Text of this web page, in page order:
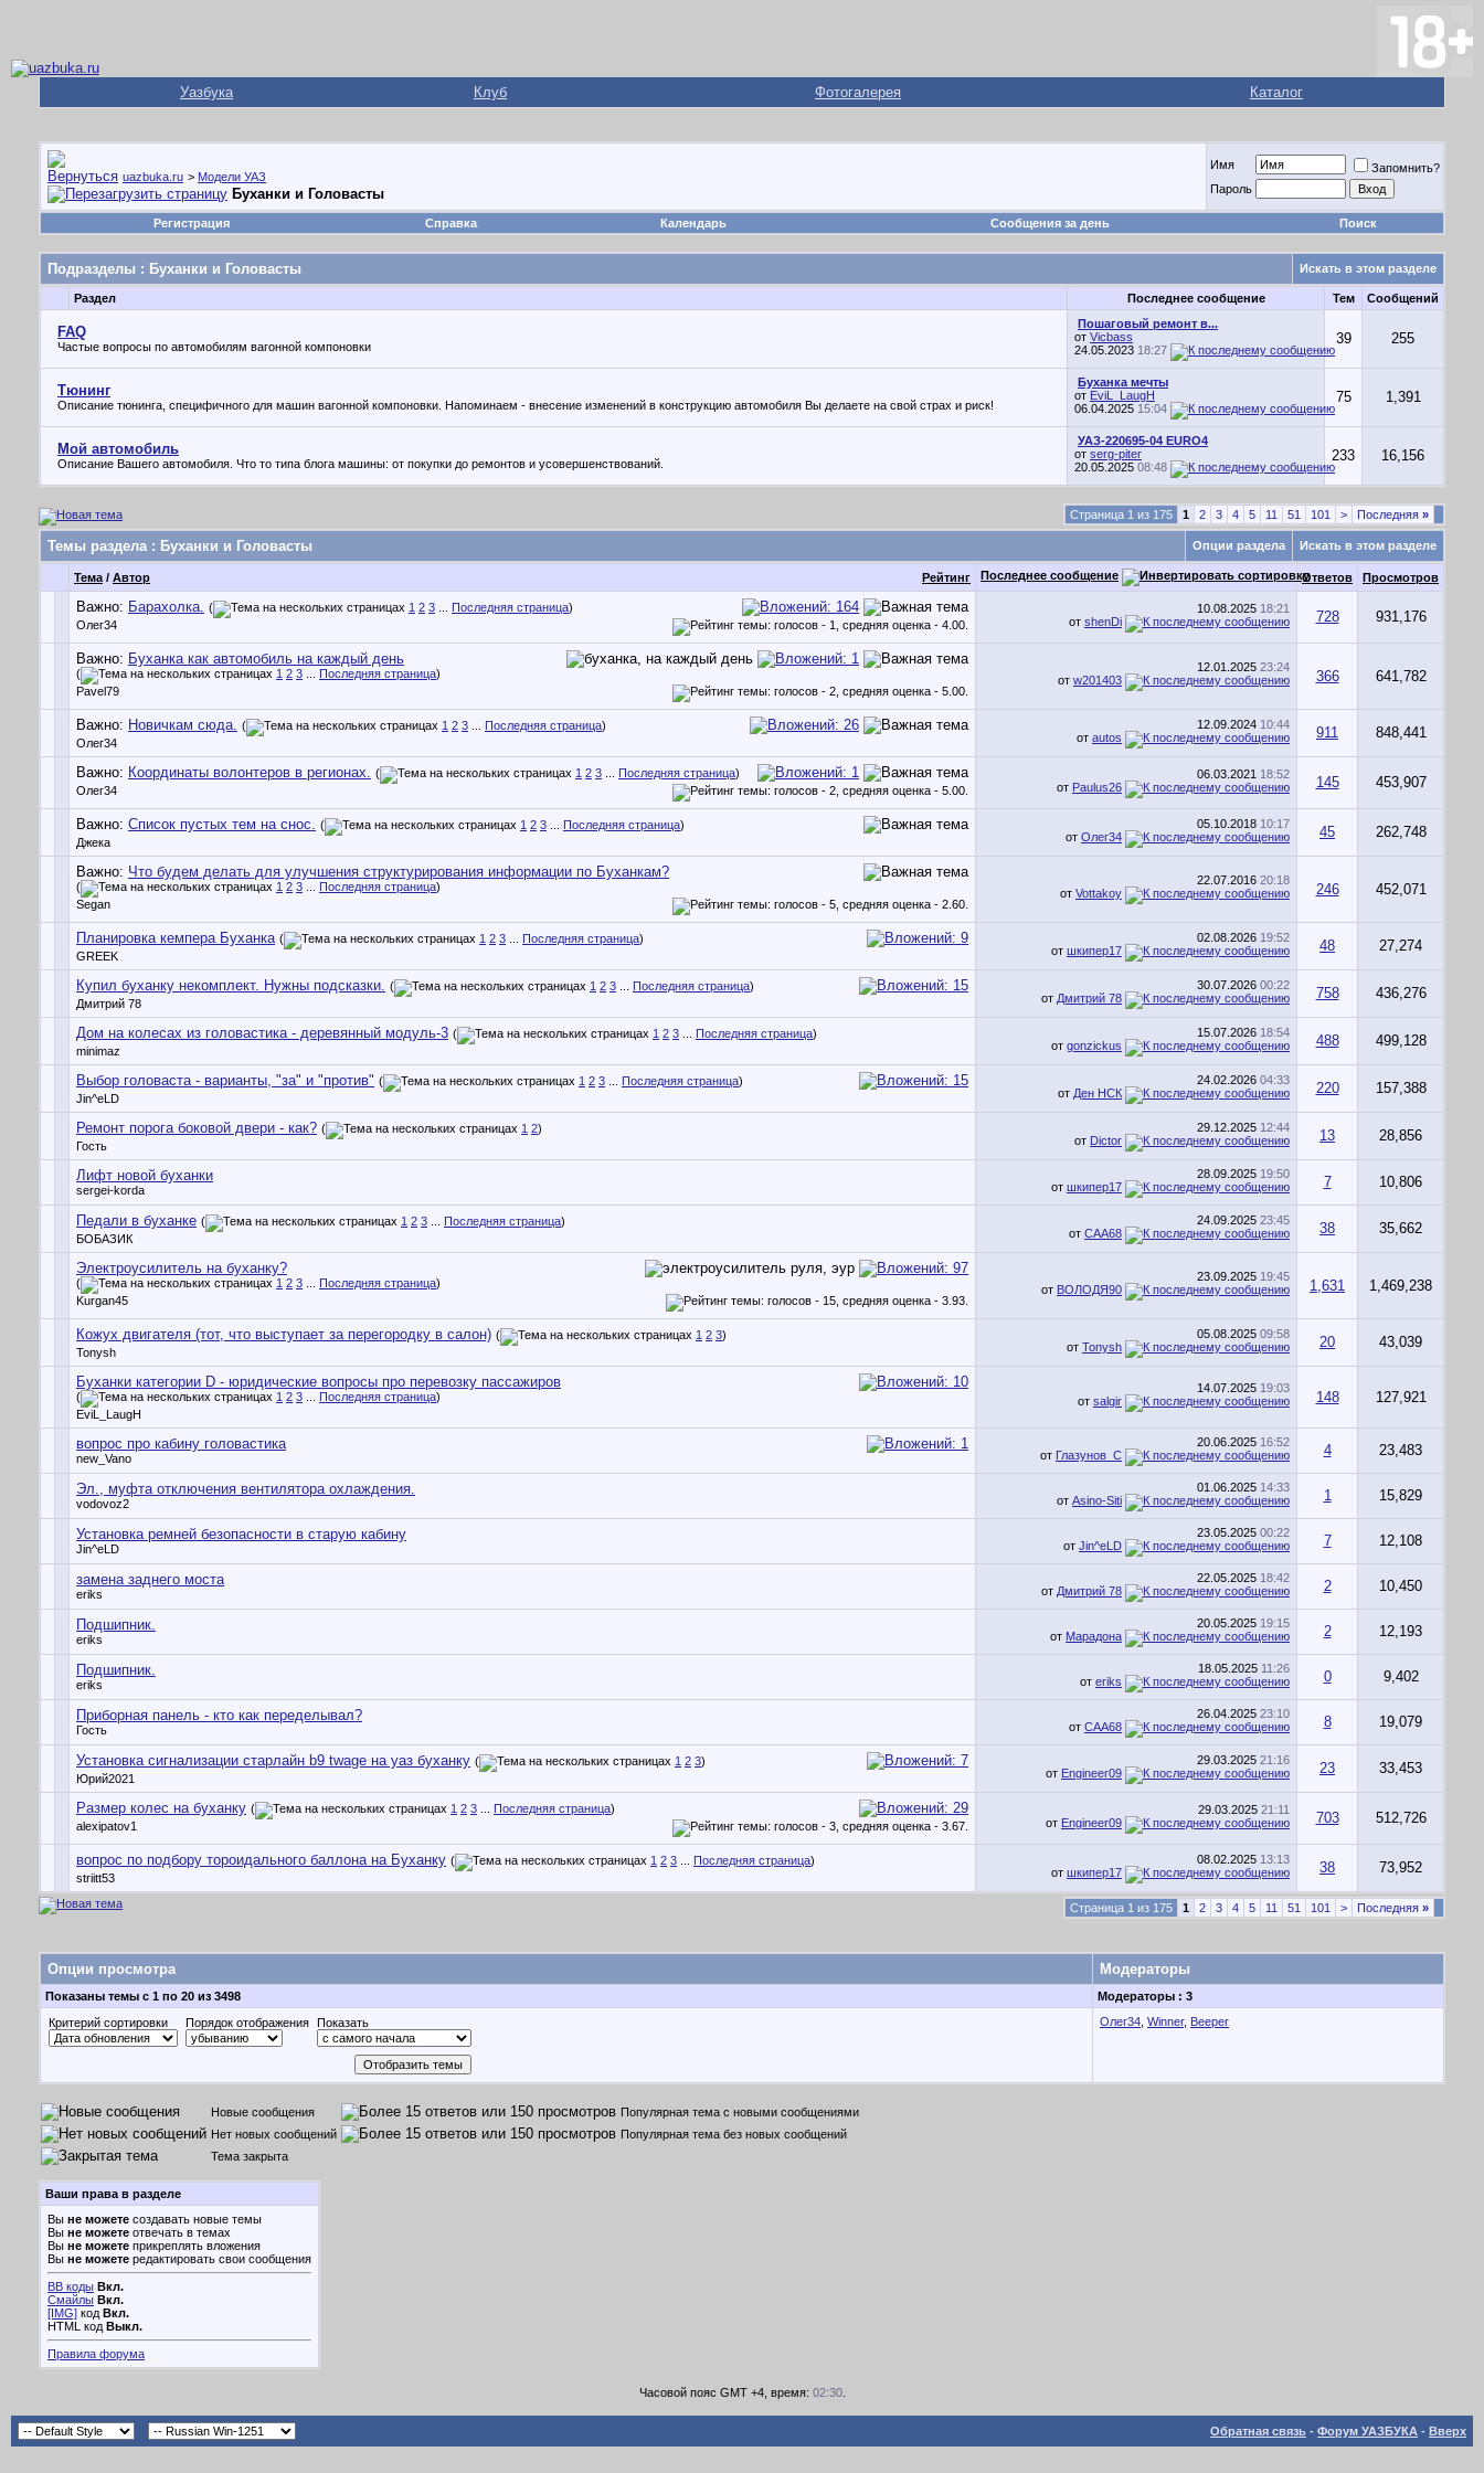
Уазбука Клуб Фотогалерея Каталог
uazbuka.ru > Модели УАЗ
Буханки и Головасты
Имя
Запомнить?
Пароль
Регистрация Справка Календарь Сообщения за день Поиск
Подразделы : Буханки и Головасты Искать в этом разделе
Раздел Последнее сообщение Тем Сообщений
FAQ
Частые вопросы по автомобилям вагонной компоновки
Пошаговый ремонт в...
от Vicbass
24.05.2023 18:27
39 255
Тюнинг
Описание тюнинга, специфичного для машин вагонной компоновки. Напоминаем - внесение изменений в конструкцию автомобиля Вы делаете на свой страх и риск!
Буханка мечты
от EviL_LaugH
06.04.2025 15:04
75 1,391
Мой автомобиль
Описание Вашего автомобиля. Что то типа блога машины: от покупки до ремонтов и усовершенствований.
УАЗ-220695-04 EURO4
от serg-piter
20.05.2025 08:48
233 16,156
Страница 1 из 175 1 2 3 4 5 11 51 101 > Последняя »
Темы раздела: Буханки и Головасты Опции раздела Искать в этом разделе
Рейтинг
Тема / Автор Последнее сообщение Ответов Просмотров
Важно: Барахолка. ( 1 2 3 Последняя страница)
Олег34
10.08.2025 18:21
от shenDi 728 931,176
Важно: Буханка как автомобиль на каждый день
( 1 2 3 Последняя страница)
Pavel79
12.01.2025 23:24
от w201403 366 641,782
Важно: Новичкам сюда. ( 1 2 3 Последняя страница)
Олег34
12.09.2024 10:44
от autos 911 848,441
Важно: Координаты волонтеров в регионах. ( 1 2 3 Последняя страница)
Олег34
06.03.2021 18:52
от Paulus26 145 453,907
Важно: Список пустых тем на снос. ( 1 2 3 Последняя страница)
Джека
05.10.2018 10:17
от Олег34 45 262,748
Важно: Что будем делать для улучшения структурирования информации по Буханкам?
( 1 2 3 Последняя страница)
Segan
22.07.2016 20:18
от Vottakoy 246 452,071
Планировка кемпера Буханка ( 1 2 3 Последняя страница)
GREEK
02.08.2026 19:52
от шкипер17 48 27,274
Купил буханку некомплект. Нужны подсказки. ( 1 2 3 Последняя страница)
Дмитрий 78
30.07.2026 00:22
от Дмитрий 78 758 436,276
Дом на колесах из головастика - деревянный модуль-3 ( 1 2 3 Последняя страница)
minimaz
15.07.2026 18:54
от gonzickus 488 499,128
Выбор головаста - варианты, "за" и "против" ( 1 2 3 Последняя страница)
Jin^eLD
24.02.2026 04:33
от Ден НСК 220 157,388
Ремонт порога боковой двери - как? ( 1 2)
Гость
29.12.2025 12:44
от Dictor 13 28,856
Лифт новой буханки
sergei-korda
28.09.2025 19:50
от шкипер17 7 10,806
Педали в буханке ( 1 2 3 Последняя страница)
БОБАЗИК
24.09.2025 23:45
от CAA68 38 35,662
Электроусилитель на буханку?
( 1 2 3 Последняя страница)
Kurgan45
23.09.2025 19:45
от ВОЛОДЯ90 1,631 1,469,238
Кожух двигателя (тот, что выступает за перегородку в салон) ( 1 2 3)
Tonysh
05.08.2025 09:58
от Tonysh 20 43,039
Буханки категории D - юридические вопросы про перевозку пассажиров
( 1 2 3 Последняя страница)
EviL_LaugH
14.07.2025 19:03
от salgir 148 127,921
вопрос про кабину головастика
new_Vano
20.06.2025 16:52
от Глазунов_С 4 23,483
Эл., муфта отключения вентилятора охлаждения.
vodovoz2
01.06.2025 14:33
от Asino-Siti 1 15,829
Установка ремней безопасности в старую кабину
Jin^eLD
23.05.2025 00:22
от Jin^eLD 7 12,108
замена заднего моста
eriks
22.05.2025 18:42
от Дмитрий 78 2 10,450
Подшипник.
eriks
20.05.2025 19:15
от Марадона 2 12,193
Подшипник.
eriks
18.05.2025 11:26
от eriks 0 9,402
Приборная панель - кто как переделывал?
Гость
26.04.2025 23:10
от CAA68 8 19,079
Установка сигнализации старлайн b9 twage на уаз буханку ( 1 2 3)
Юрий2021
29.03.2025 21:16
от Engineer09 23 33,453
Размер колес на буханку ( 1 2 3 Последняя страница)
alexipatov1
29.03.2025 21:11
от Engineer09 703 512,726
вопрос по подбору тороидального баллона на Буханку ( 1 2 3 Последняя страница)
striitt53
08.02.2025 13:13
от шкипер17 38 73,952
Страница 1 из 175 1 2 3 4 5 11 51 101 > Последняя »
Опции просмотра Модераторы
Показаны темы с 1 по 20 из 3498
Модераторы : 3
Критерий сортировки
Порядок отображения Показать Олег34 Winner, Beeper
Новые сообщения
Популярная тема с новыми сообщениями
Нет новых сообщений
Популярная тема без новых сообщений
Тема закрыта
Ваши права в разделе
Вы не можете создавать новые темы
Вы не можете отвечать в темах
Вы не можете прикреплять вложения
Вы не можете редактировать свои сообщения
BB коды Вкл.
Смайлы Вкл.
[IMG] код Вкл.
HTML код Выкл.
Правила форума
Часовой пояс GMT +4, время: 02:30.
Обратная связь - Форум УАЗБУКА - Вверх